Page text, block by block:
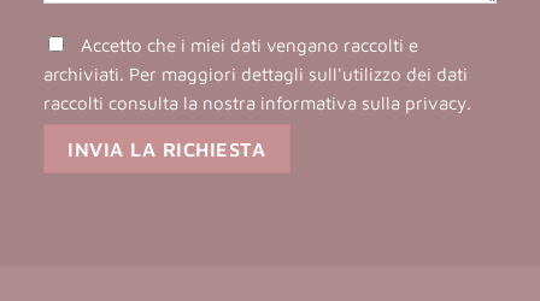
Accetto che i miei dati vengano raccolti e
archiviati. Per maggiori dettagli sull'utilizzo dei dati
raccolti consulta la nostra informativa sulla privacy.